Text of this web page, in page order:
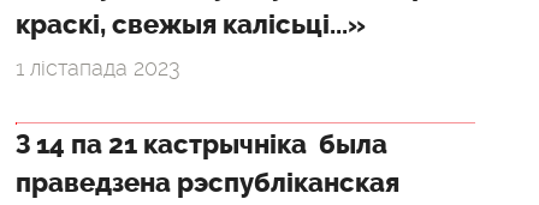
краскі, свежыя калісьці...»
1 лістапада 2023
З 14 па 21 кастрычніка была
праведзена рэспубліканская